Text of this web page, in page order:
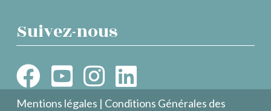
Suivez-nous
Mentions légales | Conditions Générales des